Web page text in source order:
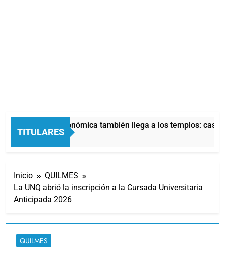
TITULARES
La crisis económica también llega a los templos: casi
13 Horas Atrás
Inicio
QUILMES
La UNQ abrió la inscripción a la Cursada Universitaria
Anticipada 2026
QUILMES